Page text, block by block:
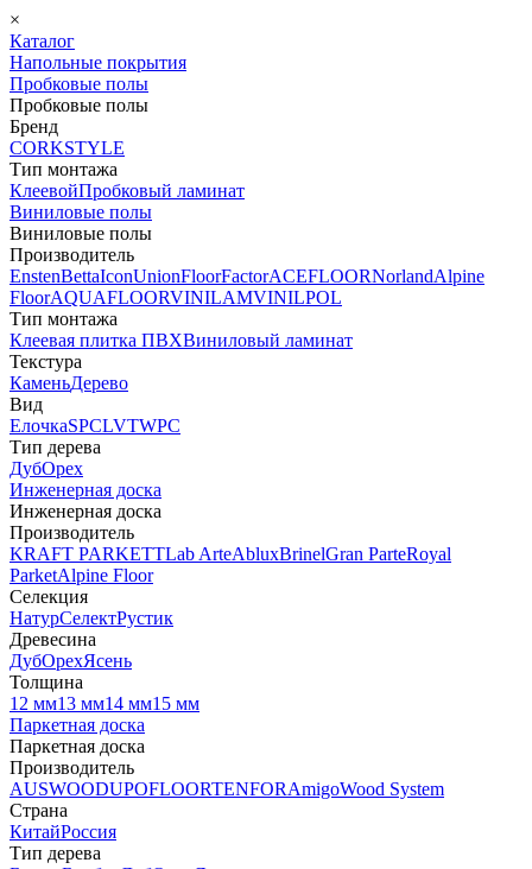
×
Каталог
Напольные покрытия
Пробковые полы
Пробковые полы
Бренд
CORKSTYLE
Тип монтажа
КлеевойПробковый ламинат
Виниловые полы
Виниловые полы
Производитель
EnstenBettaIconUnionFloorFactorACEFLOORNorlandAlpine
FloorAQUAFLOORVINILAMVINILPOL
Тип монтажа
Клеевая плитка ПВХВиниловый ламинат
Текстура
КаменьДерево
Вид
ЕлочкаSPCLVTWPC
Тип дерева
ДубОрех
Инженерная доска
Инженерная доска
Производитель
KRAFT PARKETTLab ArteAbluxBrinelGran ParteRoyal
ParketAlpine Floor
Селекция
НатурСелектРустик
Древесина
ДубОрехЯсень
Толщина
12 мм13 мм14 мм15 мм
Паркетная доска
Паркетная доска
Производитель
AUSWOODUPOFLOORTENFORAmigoWood System
Страна
КитайРоссия
Тип дерева